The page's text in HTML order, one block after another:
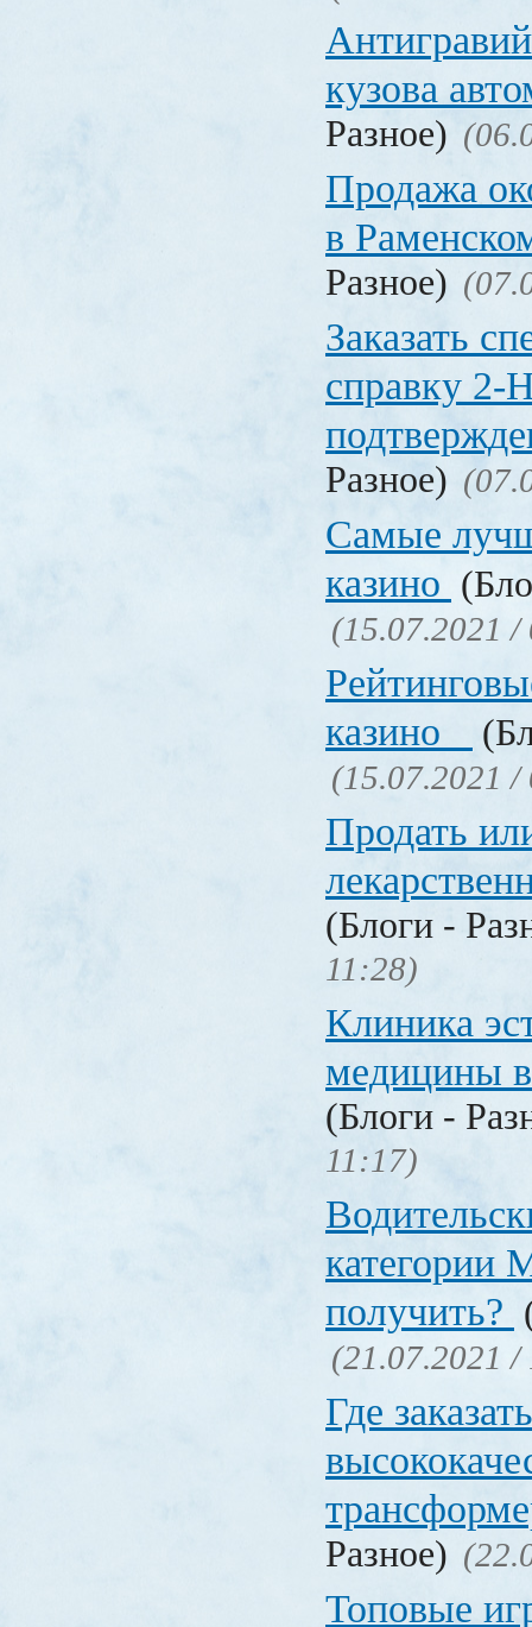
кузова
Разное)
Продажа
в
Разное)
Заказать
справку
Разное)
Самые
казино
(15.07.2021 /
казино
(15.07.2021 /
Продать
(Блоги -
11:28)
Клиника
медицины
(Блоги -
11:17)
категории
получить?
(21.07.2021 /
Где заказать
Разное)
Топовые